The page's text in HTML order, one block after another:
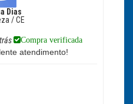
Dias
/ CE
Compra verificada
atendimento!